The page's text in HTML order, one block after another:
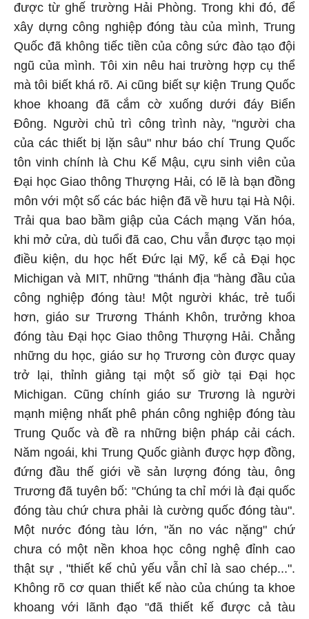
được từ ghế trường Hải Phòng. Trong khi đó, để
xây dựng công nghiệp đóng tàu của mình, Trung
Quốc đã không tiếc tiền của công sức đào tạo đội
ngũ của mình. Tôi xin nêu hai trường hợp cụ thể
mà tôi biết khá rõ. Ai cũng biết sự kiện Trung Quốc
khoe khoang đã cắm cờ xuống dưới đáy Biển
Đông. Người chủ trì công trình này, "người cha
của các thiết bị lặn sâu" như báo chí Trung Quốc
tôn vinh chính là Chu Kế Mậu, cựu sinh viên của
Đại học Giao thông Thượng Hải, có lẽ là bạn đồng
môn với một số các bác hiện đã về hưu tại Hà Nội.
Trải qua bao bầm giập của Cách mạng Văn hóa,
khi mở cửa, dù tuổi đã cao, Chu vẫn được tạo mọi
điều kiện, du học hết Đức lại Mỹ, kể cả Đại học
Michigan và MIT, những "thánh địa "hàng đầu của
công nghiệp đóng tàu! Một người khác, trẻ tuổi
hơn, giáo sư Trương Thánh Khôn, trưởng khoa
đóng tàu Đại học Giao thông Thượng Hải. Chẳng
những du học, giáo sư họ Trương còn được quay
trở lại, thỉnh giảng tại một số giờ tại Đại học
Michigan. Cũng chính giáo sư Trương là người
mạnh miệng nhất phê phán công nghiệp đóng tàu
Trung Quốc và đề ra những biện pháp cải cách.
Năm ngoái, khi Trung Quốc giành được hợp đồng,
đứng đầu thế giới về sản lượng đóng tàu, ông
Trương đã tuyên bố: "Chúng ta chỉ mới là đại quốc
đóng tàu chứ chưa phải là cường quốc đóng tàu".
Một nước đóng tàu lớn, "ăn no vác nặng" chứ
chưa có một nền khoa học công nghệ đỉnh cao
thật sự , "thiết kế chủ yếu vẫn chỉ là sao chép...".
Không rõ cơ quan thiết kế nào của chúng ta khoe
khoang với lãnh đạo "đã thiết kế được cả tàu